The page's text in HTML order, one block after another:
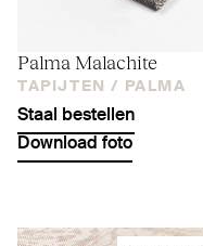
Palma Malachite
TAPIJTEN / PALMA
Staal bestellen
Download foto